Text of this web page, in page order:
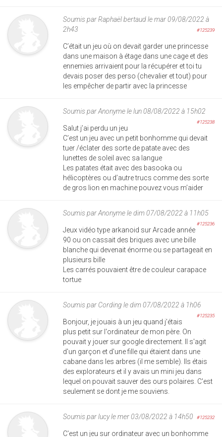
Soumis parRaphaël bertaudle mar 09/08/2022 à
2h43
#125239
C’était un jeu où on devait garder une princesse
dans une maison à étage dans une cage et des
ennemies arrivaient pour la récupérer et toi tu
devais poser des perso (chevalier et tout) pour
les empêcher de partir avec la princesse
Soumis parAnonymele lun 08/08/2022 à 15h02
#125238
Salut j’ai perdu un jeu
C’est un jeu avec un petit bonhomme qui devait
tuer /éclater des sorte de patate avec des
lunettes de soleil avec sa langue
Les patates était avec des basooka ou
hélicoptères ou d’autre trucs comme des sorte
de gros lion en machine pouvez vous m’aider
Soumis parAnonymele dim 07/08/2022 à 11h05
#125236
Jeux vidéo type arkanoid sur Arcade année
90 ou on cassait des briques avec une bille
blanche qui devenait énorme ou se partageait en
plusieurs bille
Les carrés pouvaient être de couleur carapace
tortue
Soumis par Cording le dim 07/08/2022 à 1h06
#125235
Bonjour, je jouais à un jeu quand j'étais
plus petit sur l'ordinateur de mon père. On
pouvait y jouer sur google directement. Il s'agit
d'un garçon et d'une fille qui étaient dans une
cabane dans les arbres (il me semble). Ils étais
des explorateurs et il y avais un mini jeu dans
lequel on pouvait sauver des ours polaires. C'est
seulement se dont je me souviens.
Soumis parlucyle mer 03/08/2022 à 14h50 #125232
C'est un jeu sur ordinateur avec un bonhomme